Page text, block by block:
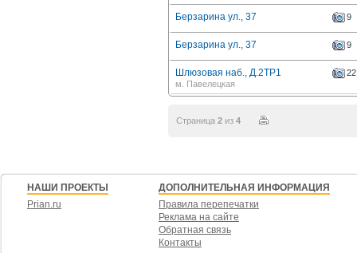
Берзарина ул., 37 9
Берзарина ул., 37 9
Шлюзовая наб., Д.2ТР1
22
м. Павелецкая
Страница 2 из 4
НАШИ ПРОЕКТЫ
Prian.ru
ДОПОЛНИТЕЛЬНАЯ ИНФОРМАЦИЯ
Правила перепечатки
Реклама на сайте
Обратная связь
Контакты